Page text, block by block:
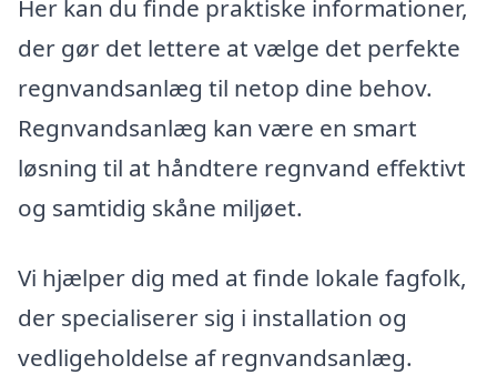
Her kan du finde praktiske informationer,
der gør det lettere at vælge det perfekte
regnvandsanlæg til netop dine behov.
Regnvandsanlæg kan være en smart
løsning til at håndtere regnvand effektivt
og samtidig skåne miljøet.
Vi hjælper dig med at finde lokale fagfolk,
der specialiserer sig i installation og
vedligeholdelse af regnvandsanlæg.